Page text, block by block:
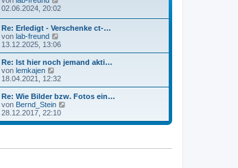
r
a
g
B
i
t
r
a
g
e
s
t
e
r
B
i
t
r
a
g
02.06.2024, 20:02
Re: Erledigt - Verschenke ct-…
von lab-freund
e
u
e
s
t
B
e
i
t
g
13.12.2025, 13:06
Re: Ist hier noch jemand akti…
von lemkajen
e
u
e
s
t
r
i
18.04.2021, 12:32
Re: Wie Bilder bzw. Fotos ein…
von Bernd_Stein
u
28.12.2017, 22:10